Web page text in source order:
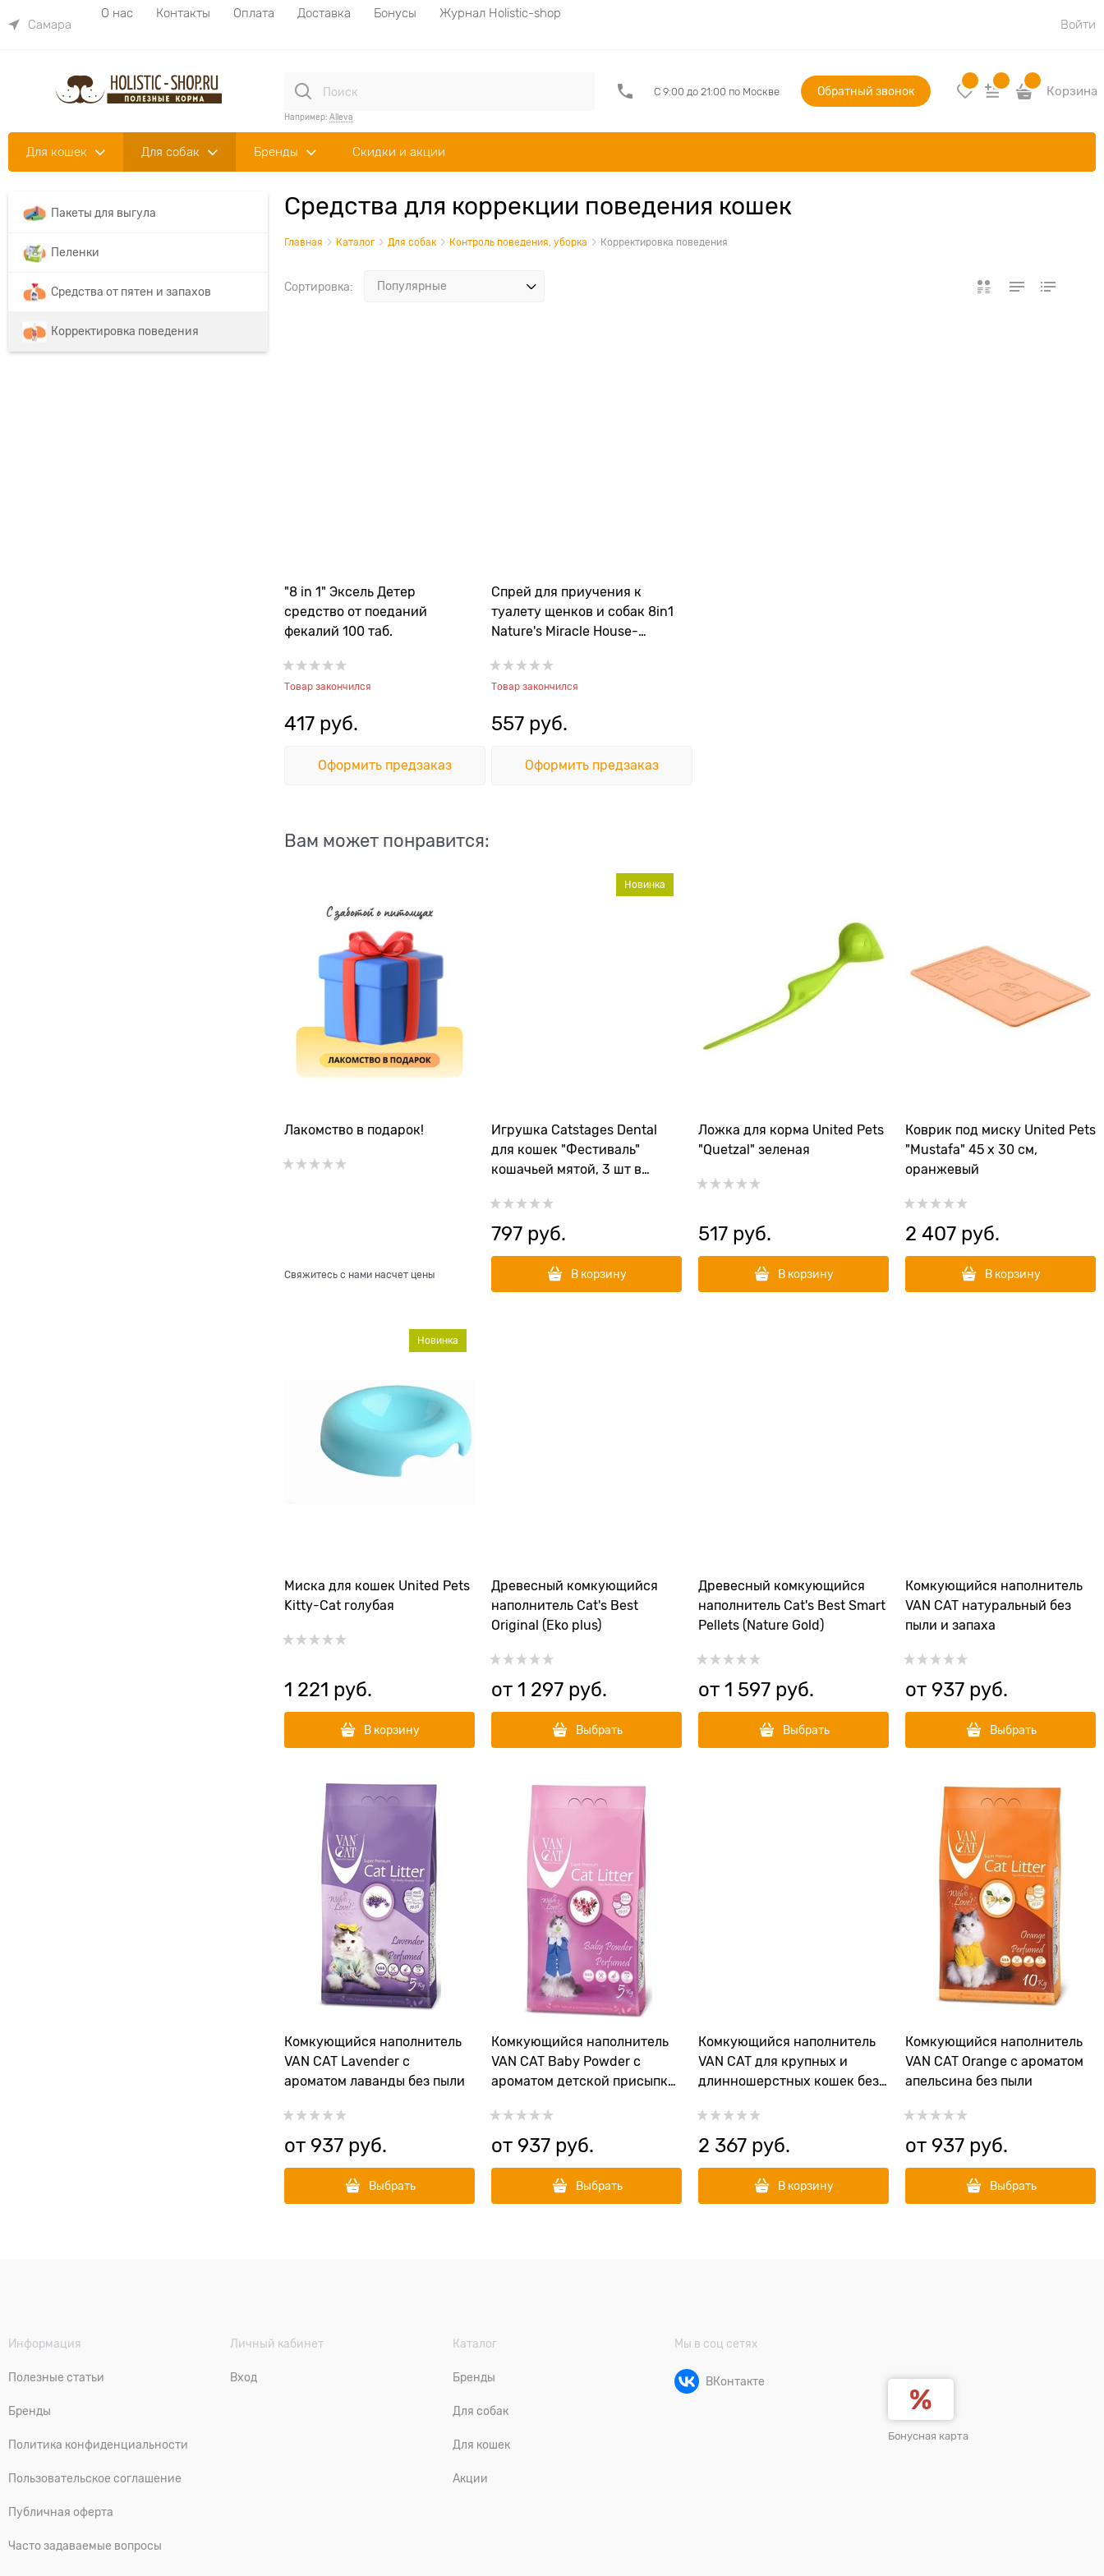
Самара
О нас Контакты Оплата Доставка Бонусы
Журнал Holistic-shop
Войти
Например: Alleva
С 9:00 до 21:00 по Москве Обратный звонок Корзина
Для кошек Для собак Бренды Скидки и акции
Пакеты для выгула
Пеленки
Средства от пятен и запахов
Корректировка поведения
Средства для коррекции поведения кошек
Главная Каталог Для собак Контроль поведения, уборка Корректировка поведения
Сортировка:
"8 in 1" Эксель Детер
средство от поеданий
фекалий 100 таб.
Товар закончился
417 руб.
Оформить предзаказ
Спрей для приучения к
туалету щенков и собак 8in1
Nature's Miracle House-
Товар закончился
557 руб.
Оформить предзаказ
Вам может понравится:
Лакомство в подарок!
Свяжитесь с нами насчет цены
Игрушка Catstages Dental
для кошек "Фестиваль"
кошачьей мятой, 3 шт в
Новинка
797 руб.
В корзину
Ложка для корма United Pets
"Quetzal" зеленая
517 руб.
В корзину
Коврик под миску United Pets
"Mustafa" 45 х 30 см,
оранжевый
2 407 руб.
В корзину
Миска для кошек United Pets
Kitty-Cat голубая
Новинка
1 221 руб.
В корзину
Древесный комкующийся
наполнитель Cat's Best
Original (Eko plus)
от 1 297 руб.
Выбрать
Древесный комкующийся
наполнитель Cat's Best Smart
Pellets (Nature Gold)
от 1 597 руб.
Выбрать
Комкующийся наполнитель
VAN CAT натуральный без
пыли и запаха
от 937 руб.
Выбрать
Комкующийся наполнитель
VAN CAT Lavender с
ароматом лаванды без пыли
от 937 руб.
Выбрать
Комкующийся наполнитель
VAN CAT Baby Powder с
ароматом детской присыпки
от 937 руб.
Выбрать
Комкующийся наполнитель
VAN CAT для крупных и
длинношерстных кошек без
2 367 руб.
В корзину
Комкующийся наполнитель
VAN CAT Orange с ароматом
апельсина без пыли
от 937 руб.
Выбрать
Информация
Полезные статьи
Бренды
Политика конфиденциальности
Пользовательское соглашение
Публичная оферта
Часто задаваемые вопросы
Личный кабинет
Вход
Каталог
Бренды
Для собак
Для кошек
Акции
Мы в соц сетях
ВКонтакте
Бонусная карта